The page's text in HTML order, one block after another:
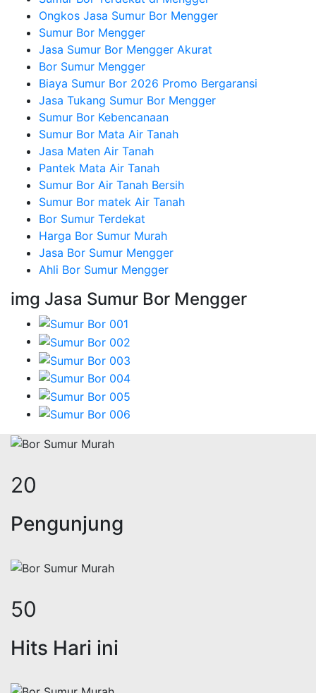
Ongkos Jasa Sumur Bor Mengger
Sumur Bor Mengger
Jasa Sumur Bor Mengger Akurat
Bor Sumur Mengger
Biaya Sumur Bor 2026 Promo Bergaransi
Jasa Tukang Sumur Bor Mengger
Sumur Bor Kebencanaan
Sumur Bor Mata Air Tanah
Jasa Maten Air Tanah
Pantek Mata Air Tanah
Sumur Bor Air Tanah Bersih
Sumur Bor matek Air Tanah
Bor Sumur Terdekat
Harga Bor Sumur Murah
Jasa Bor Sumur Mengger
Ahli Bor Sumur Mengger
img Jasa Sumur Bor Mengger
24
Pengunjung
61
Hits Hari ini